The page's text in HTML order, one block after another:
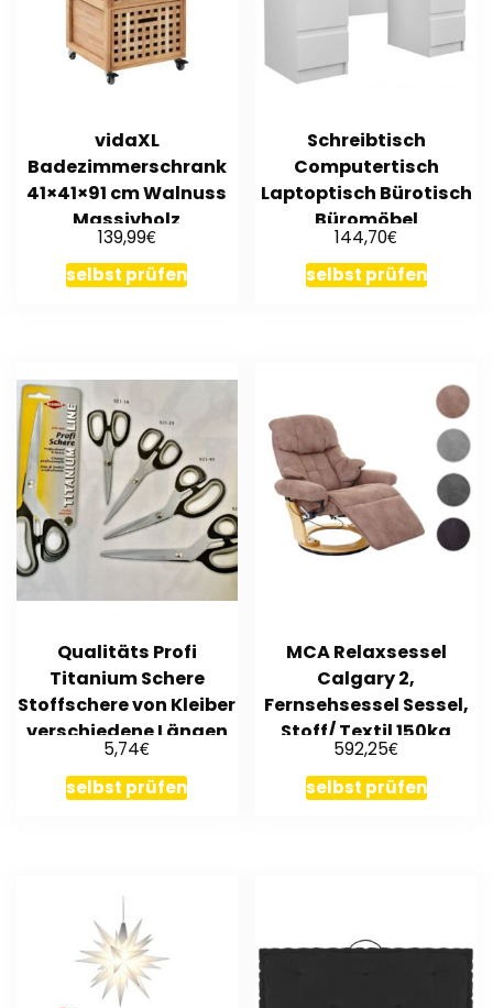
vidaXL
Badezimmerschrank
41×41×91 cm Walnuss
Massivholz
139,99€
selbst prüfen
Schreibtisch
Computertisch
Laptoptisch Bürotisch
Büromöbel
Arbeitstisch weiß
144,70€
selbst prüfen
Qualitäts Profi
Titanium Schere
Stoffschere von Kleiber
verschiedene Längen
5,74€
selbst prüfen
MCA Relaxsessel
Calgary 2,
Fernsehsessel Sessel,
Stoff/ Textil 150kg
belastbar
592,25€
selbst prüfen